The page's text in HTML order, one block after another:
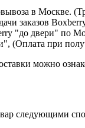
в Москве.
заказов
"до двери" по
(Оплата при
можно
следующими